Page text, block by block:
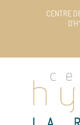
CENTRE